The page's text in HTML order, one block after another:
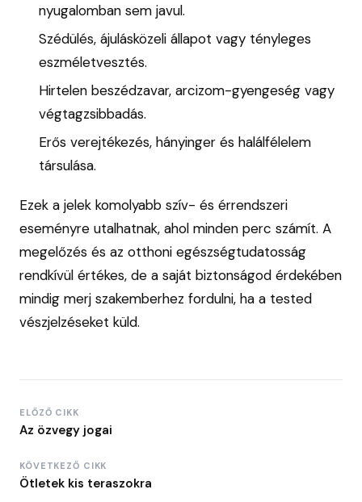
nyugalomban sem javul.
Szédülés, ájulásközeli állapot vagy tényleges
eszméletvesztés.
Hirtelen beszédzavar, arcizom-gyengeség vagy
végtagzsibbadás.
Erős verejtékezés, hányinger és halálfélelem
társulása.
Ezek a jelek komolyabb szív- és érrendszeri
eseményre utalhatnak, ahol minden perc számít. A
megelőzés és az otthoni egészségtudatosság
rendkívül értékes, de a saját biztonságod érdekében
mindig merj szakemberhez fordulni, ha a tested
vészjelzéseket küld.
ELŐZŐ CIKK
Az özvegy jogai
KÖVETKEZŐ CIKK
Ötletek kis teraszokra